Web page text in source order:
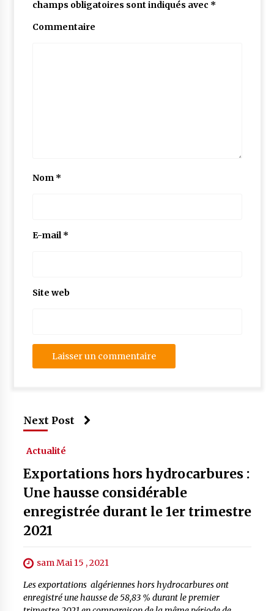
champs obligatoires sont indiqués avec *
Commentaire
Nom *
E-mail*
Site web
Next Post
Actualité
Exportations hors hydrocarbures :
Une hausse considérable
enregistrée durant le 1er trimestre
2021
sam Mai 15 , 2021
Les exportations algériennes hors hydrocarbures ont
enregistré une hausse de 58,83 % durant le premier